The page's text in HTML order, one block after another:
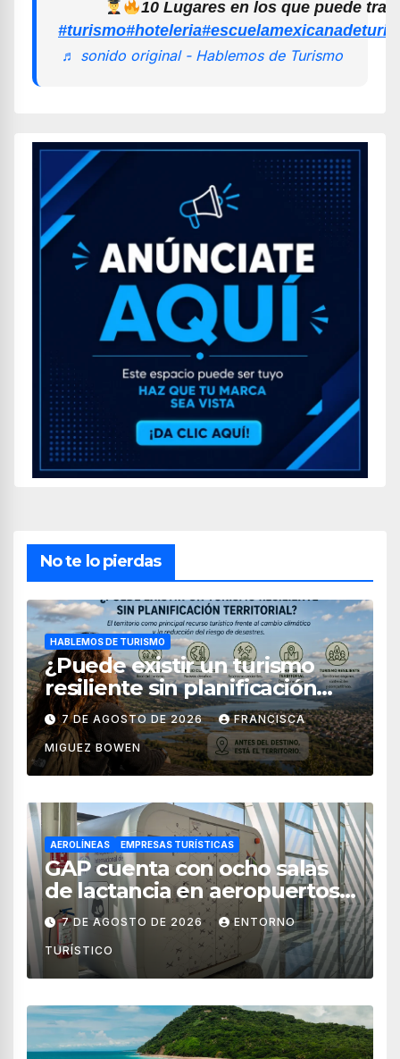
10 Lugares en los que puede
#turismo#hoteleria
♬ sonido original - Hablemos de Turismo
No te lo pierdas
HABLEMOS DE TURISMO
¿Puede existir un turismo
resiliente sin planificación
territorial?
7 DE AGOSTO DE 2026 FRANCISCA
MIGUEZ BOWEN
AEROLÍNEAS EMPRESAS TURÍSTICAS
GAP cuenta con ocho salas
de lactancia en aeropuertos
de México
7 DE AGOSTO DE 2026 ENTORNO
TURÍSTICO